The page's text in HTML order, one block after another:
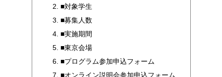
■対象学生
■募集人数
■実施期間
■東京会場
■プログラム参加申込フォーム
■オンライン説明会参加申込フォーム